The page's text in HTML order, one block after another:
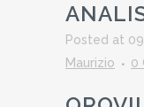
Posted at
Maurizio
0